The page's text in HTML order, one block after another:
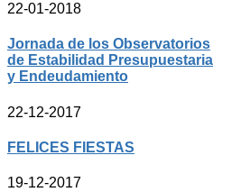
22-01-2018
Jornada de los Observatorios
de Estabilidad Presupuestaria
y Endeudamiento
22-12-2017
FELICES FIESTAS
19-12-2017